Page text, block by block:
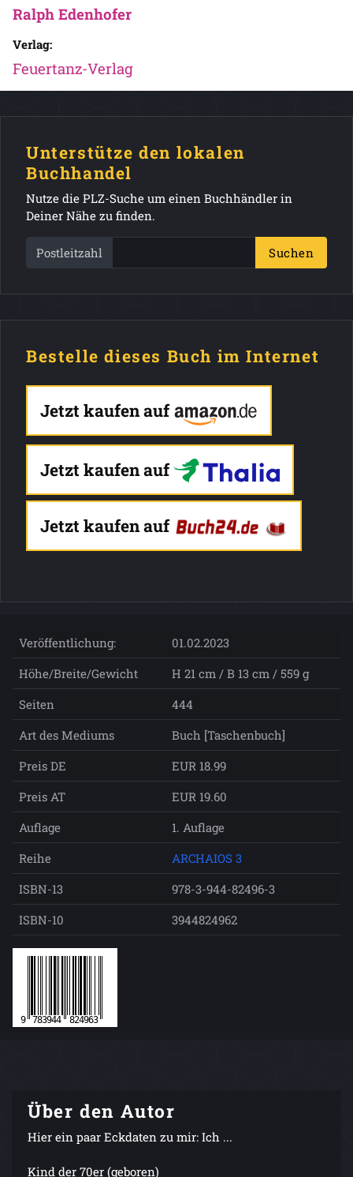
Ralph Edenhofer
Verlag:
Feuertanz-Verlag
Unterstütze den lokalen
Buchhandel
Nutze die PLZ-Suche um einen Buchhändler in
Deiner Nähe zu finden.
Postleitzahl Suchen
Bestelle dieses Buch im Internet
Jetzt kaufen auf
Jetzt kaufen auf
Jetzt kaufen auf
Veröffentlichung:
01.02.2023
Höhe/Breite/Gewicht
H 21 cm / B 13 cm / 559 g
Seiten
444
Art des Mediums
Buch [Taschenbuch]
Preis DE
EUR 18.99
Preis AT
EUR 19.60
Auflage
1. Auflage
Reihe
ARCHAIOS 3
ISBN-13
978-3-944-82496-3
ISBN-10
3944824962
Über den Autor
Hier ein paar Eckdaten zu mir: Ich ...
Kind der 70er (geboren)